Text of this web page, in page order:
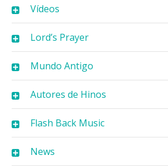
Vídeos
Lord’s Prayer
Mundo Antigo
Autores de Hinos
Flash Back Music
News